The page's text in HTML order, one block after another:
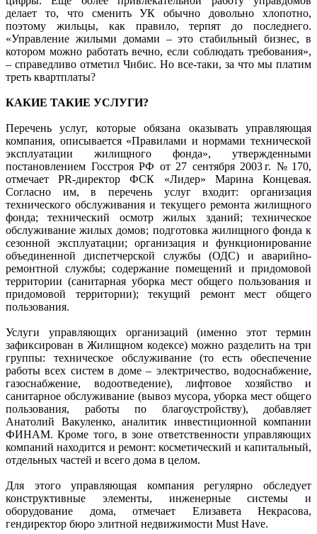
делает то, что сменить УК обычно довольно хлопотно,
поэтому жильцы, как правило, терпят до последнего.
«Управление жилыми домами – это стабильный бизнес, в
котором можно работать вечно, если соблюдать требования»,
– справедливо отметил Чибис. Но все-таки, за что мы платим
треть квартплаты?
КАКИЕ ТАКИЕ УСЛУГИ?
Перечень услуг, которые обязана оказывать управляющая
компания, описывается «Правилами и нормами технической
эксплуатации жилищного фонда», утвержденными
постановлением Госстроя РФ от 27 сентября 2003 г. № 170,
отмечает PR-директор ФСК «Лидер» Марина Концевая.
Согласно им, в перечень услуг входит: организация
технического обслуживания и текущего ремонта жилищного
фонда; технический осмотр жилых зданий; техническое
обслуживание жилых домов; подготовка жилищного фонда к
сезонной эксплуатации; организация и функционирование
объединенной диспетчерской службы (ОДС) и аварийно-
ремонтной службы; содержание помещений и придомовой
территории (санитарная уборка мест общего пользования и
придомовой территории); текущий ремонт мест общего
пользования.
Услуги управляющих организаций (именно этот термин
зафиксирован в Жилищном кодексе) можно разделить на три
группы: техническое обслуживание (то есть обеспечение
работы всех систем в доме – электричество, водоснабжение,
газоснабжение, водоотведение), лифтовое хозяйство и
санитарное обслуживание (вывоз мусора, уборка мест общего
пользования, работы по благоустройству), добавляет
Анатолий Вакуленко, аналитик инвестиционной компании
ФИНАМ. Кроме того, в зоне ответственности управляющих
компаний находится и ремонт: косметический и капитальный,
отдельных частей и всего дома в целом.
Для этого управляющая компания регулярно обследует
конструктивные элементы, инженерные системы и
оборудование дома, отмечает Елизавета Некрасова,
гендиректор бюро элитной недвижимости Must Have.